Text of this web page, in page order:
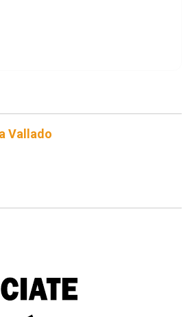
Vallado